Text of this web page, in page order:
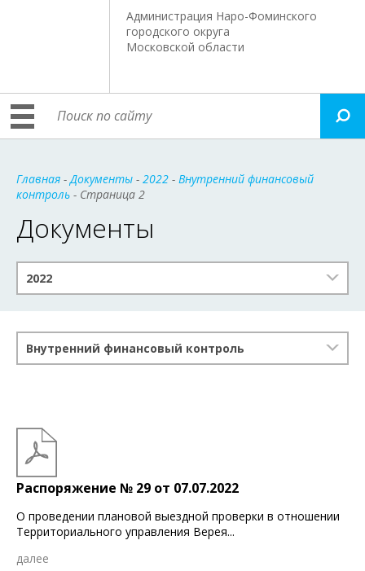
Администрация Наро-Фоминского
городского округа
Московской области
Главная -Документы - 2022 - Внутренний финансовый
контроль - Страница 2
Документы
2022
Внутренний финансовый контроль
Распоряжение № 29 от 07.07.2022
О проведении плановой выездной проверки в отношении
Территориального управления Верея...
далее